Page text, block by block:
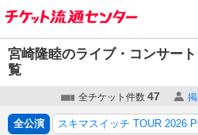
宮崎隆睦のライブ・コンサー
覧
全チケット件数 47
全公演 スキマスイッチ TOUR 2026